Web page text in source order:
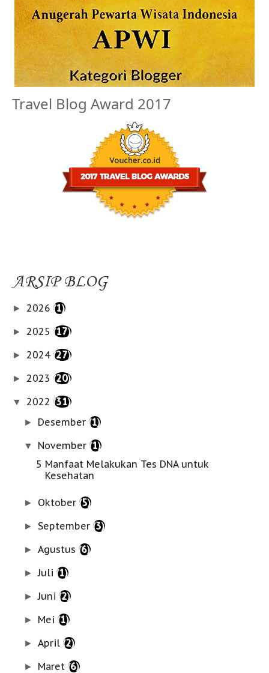
Travel Blog Award 2017
ARSIP BLOG
► 2026 (1)
► 2025 (17)
► 2024 (27)
► 2023 (20)
▼ 2022 (31)
► Desember(1)
▼ November(1)
5 Manfaat Melakukan Tes DNA untuk
Kesehatan
► Oktober(5)
► September(3)
►Agustus(6)
►Juli(1)
►Juni(2)
► Mei(1)
►April(2)
► Maret(6)